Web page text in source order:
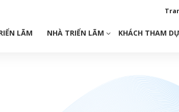
LÃM NHÀ TRIỂN LÃM KHÁCH THAM